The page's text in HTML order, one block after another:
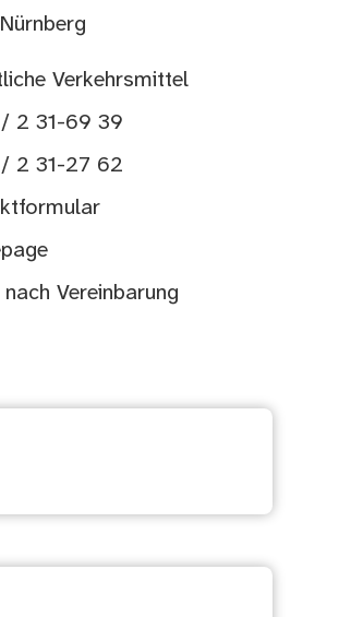
Verkehrsmittel
/ 2 31-69 39
/ 2 31-27 62
Vereinbarung